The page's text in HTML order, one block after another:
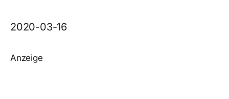
2020-03-16
Anzeige